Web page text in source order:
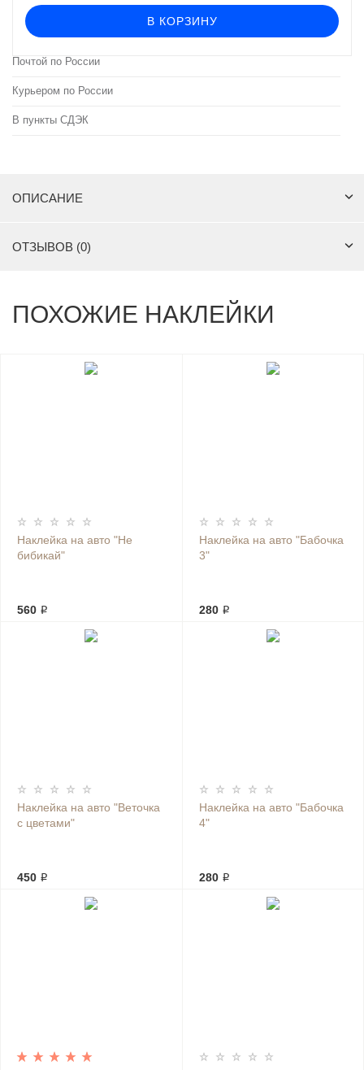
В КОРЗИНУ
Почтой по России
Курьером по России
В пункты СДЭК
ОПИСАНИЕ
ОТЗЫВОВ (0)
ПОХОЖИЕ НАКЛЕЙКИ
Наклейка на авто "Не
бибикай"
560 ₽
Наклейка на авто "Бабочка
3"
280 ₽
Наклейка на авто "Веточка
с цветами"
450 ₽
Наклейка на авто "Бабочка
4"
280 ₽